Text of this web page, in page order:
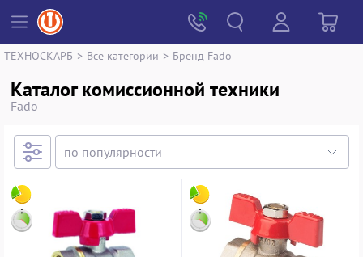
ТЕХНОСКАРБ > Все категории > Бренд Fado
Каталог комиссионной техники
Fado